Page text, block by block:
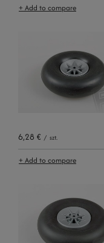
+ Add to compare
6,28 € / szt.
+ Add to compare